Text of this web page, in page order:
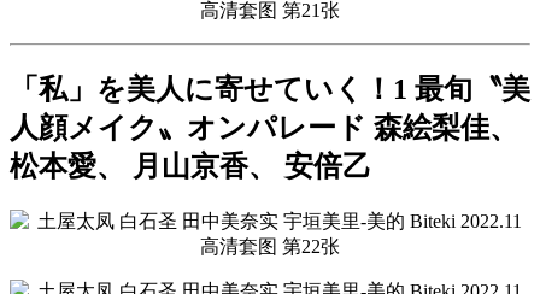
「私」を美人に寄せていく！1 最旬〝美
人顔メイク〟オンパレード 森絵梨佳、
松本愛、 月山京香、 安倍乙